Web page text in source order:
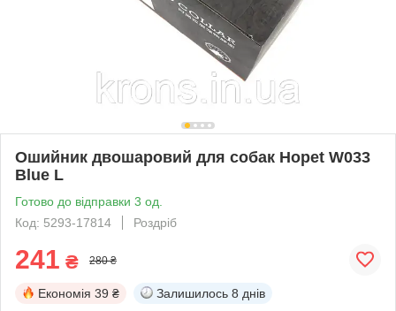
Ошийник двошаровий для собак Hopet W033
Blue L
Готово до відправки 3 од.
Код: 5293-17814
Роздріб
241 ₴ 280 ₴
Економія 39 ₴ Залишилось 8 днів